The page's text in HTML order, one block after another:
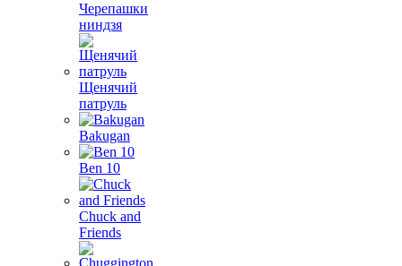
Черепашки
ниндзя
Щенячий
патруль
Bakugan
Ben 10
Chuck and
Friends